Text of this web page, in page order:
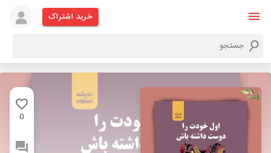
خرید اشتراک
0